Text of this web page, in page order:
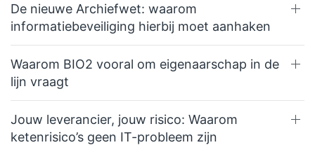
De nieuwe Archiefwet: waarom
informatiebeveiliging hierbij moet aanhaken
Waarom BIO2 vooral om eigenaarschap in de
lijn vraagt
Jouw leverancier, jouw risico: Waarom
ketenrisico’s geen IT-probleem zijn